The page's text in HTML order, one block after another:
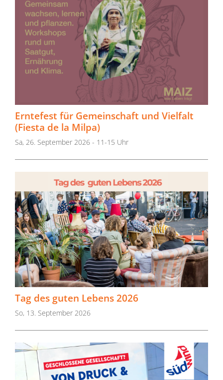
Erntefest für Gemeinschaft und Vielfalt
(Fiesta de la Milpa)
Sa, 26. September 2026 - 11-15 Uhr
Tag des guten Lebens 2026
So, 13. September 2026